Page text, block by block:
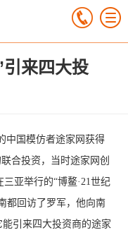
来四大投
中国模仿者途家网获得
合投资，当时途家网创
亚举行的“博鳌·21世纪
都回访了罗军，他向南
引来四大投资商的途家